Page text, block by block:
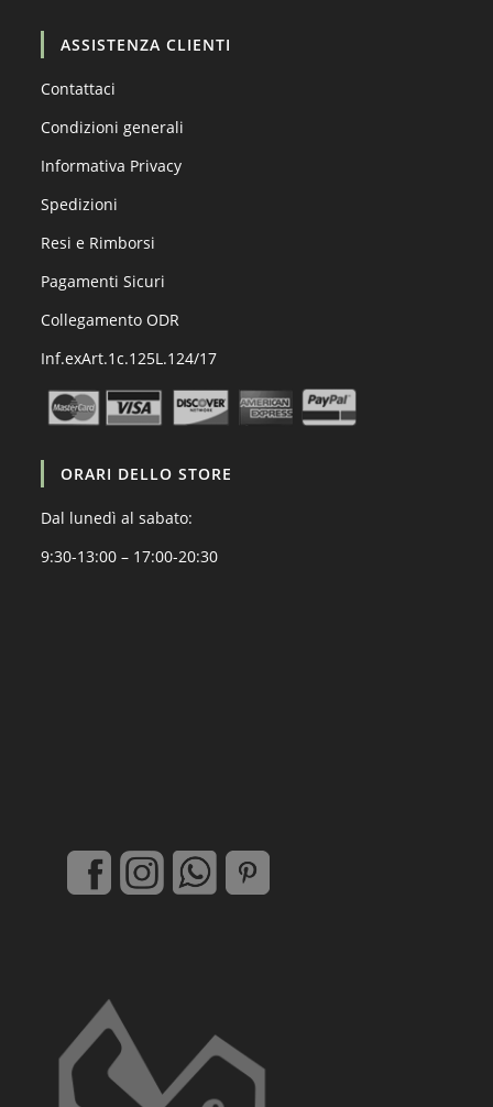
ASSISTENZA CLIENTI
Contattaci
Condizioni generali
Informativa Privacy
Spedizioni
Resi e Rimborsi
Pagamenti Sicuri
Collegamento ODR
Inf.exArt.1c.125L.124/17
ORARI DELLO STORE
Dal lunedì al sabato:
9:30-13:00 – 17:00-20:30